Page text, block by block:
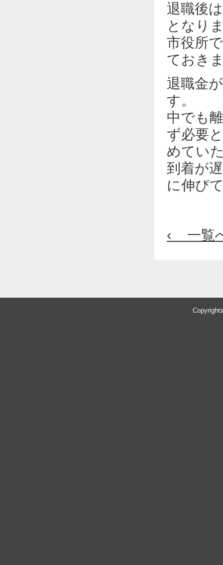
退職後
となり
市役所
ておき
退職金
す。
中でも
ず必要
めてい
到着が
に伸び
‹ 一覧